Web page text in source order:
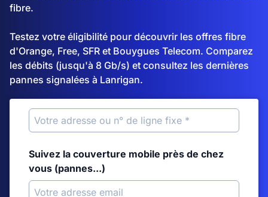
fibre.
Testez votre éligibilité pour découvrir les offres fibre
d'Orange, Free, SFR et Bouygues Telecom. Comparez
les débits (jusqu'à 8 Gb/s) et consultez les dernières
pannes signalées à Lanrigan.
Suivez la couverture mobile près de chez
vous (pannes...)